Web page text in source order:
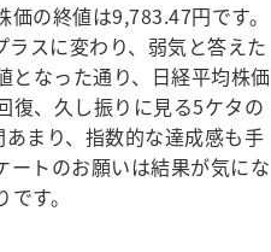
の終値は9,783.47円です。
スに変わり、弱気と答えた
となった通り、日経平均株価
復、久し振りに見る5ケタの
まり、指数的な達成感も手
トのお願いは結果が気にな
す。